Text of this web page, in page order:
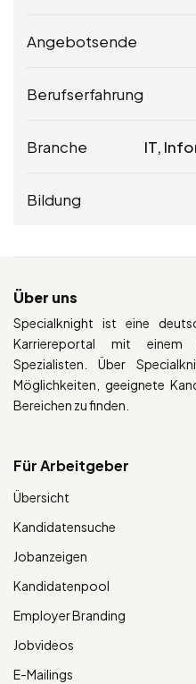
Angebotsende
Berufserfahrung
Branche IT,
Bildung
Über uns
Specialknight ist eine
Karriereportal mit einem
Spezialisten. Über
Möglichkeiten, geeignete
Bereichen zu finden.
Für Arbeitgeber
Übersicht
Kandidatensuche
Jobanzeigen
Kandidatenpool
Employer Branding
Jobvideos
E-Mailings